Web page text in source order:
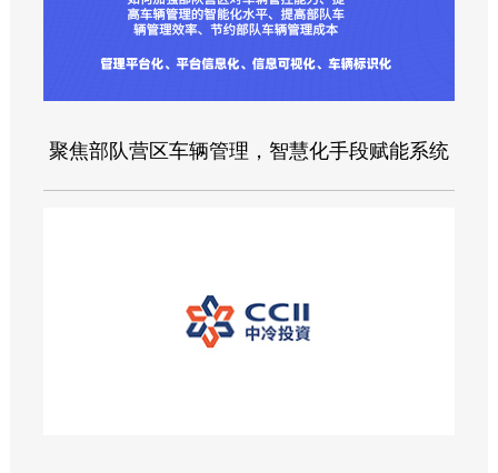
聚焦部队营区车辆管理，智慧化手段赋能系统